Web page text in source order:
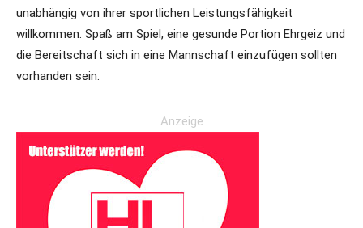
unabhängig von ihrer sportlichen Leistungsfähigkeit
willkommen. Spaß am Spiel, eine gesunde Portion Ehrgeiz und
die Bereitschaft sich in eine Mannschaft einzufügen sollten
vorhanden sein.
Anzeige